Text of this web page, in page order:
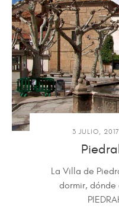
3 JULIO, 2017
La Villa de
dormir,